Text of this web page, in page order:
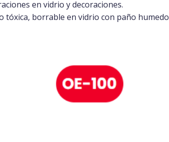
en vidrio y decoraciones.
tóxica, borrable en vidrio con paño humedo